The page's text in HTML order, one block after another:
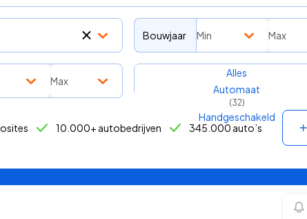
Bouwjaar Min Max
Max
Transmissie
Alles
Automaat
(32)
Handgeschakeld
10.000+ autobedrijven 345.000 auto’s